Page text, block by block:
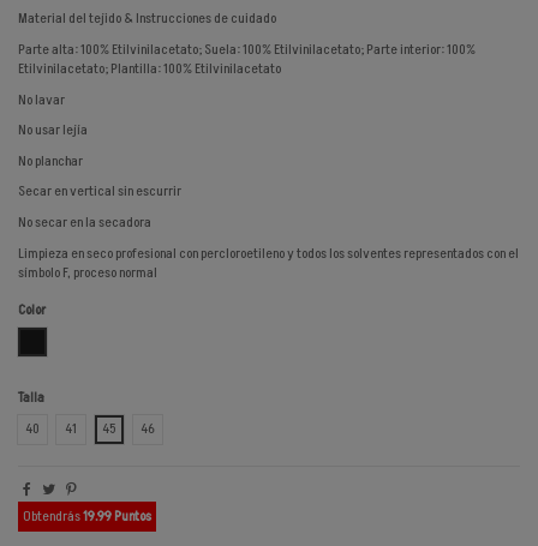
Material del tejido & Instrucciones de cuidado
Parte alta: 100% Etilvinilacetato; Suela: 100% Etilvinilacetato; Parte interior: 100%
Etilvinilacetato; Plantilla: 100% Etilvinilacetato
No lavar
No usar lejía
No planchar
Secar en vertical sin escurrir
No secar en la secadora
Limpieza en seco profesional con percloroetileno y todos los solventes representados con el
símbolo F, proceso normal
Color
Talla
40
41 45 46
Obtendrás19.99 Puntos